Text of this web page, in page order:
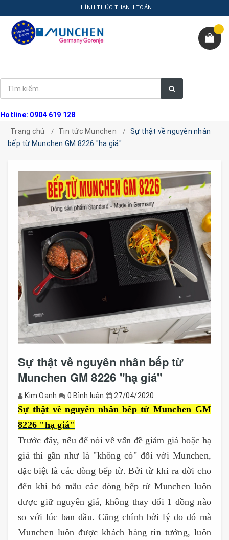
HÌNH THỨC THANH TOÁN
Hotline: 0904 619 128
Trang chủ
Tin tức Munchen
Sự thật về nguyên nhân
bếp từ Munchen GM 8226 "hạ giá"
Sự thật về nguyên nhân bếp từ
Munchen GM 8226 "hạ giá"
Kim Oanh 0 Bình luận 27/04/2020
Sự thật về nguyên nhân bếp từ Munchen GM
8226 "hạ giá"
Trước đây, nếu để nói về vấn đề giảm giá hoặc hạ
giá thì gần như là "không có" đối với Munchen,
đặc biệt là các dòng bếp từ. Bởi từ khi ra đời cho
đến khi bỏ mẫu các dòng bếp từ Munchen luôn
được giữ nguyên giá, không thay đổi 1 đồng nào
so với lúc ban đầu. Cũng chính bởi lý do đó mà
Munchen luôn được khách hàng tin tưởng, luôn